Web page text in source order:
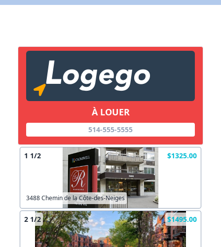
À LOUER
514-555-5555
1 1/2 $1325.00
3488 Chemin de la Côte-des-Neiges
2 1/2 $1495.00
Copier lien